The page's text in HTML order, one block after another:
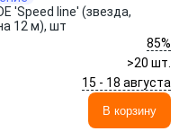
'Speed line' (звезда,
12 м), шт
85%
>20 шт.
15 - 18 августа
В корзину